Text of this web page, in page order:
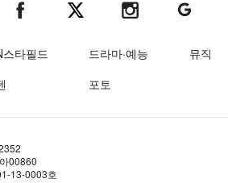
이버TV
텐아시아 페이스북텐아시아 엑스텐아시아 인스타그램
텐아시아
타필드 드라마·예능
뮤직
포토
00860
13-0003호